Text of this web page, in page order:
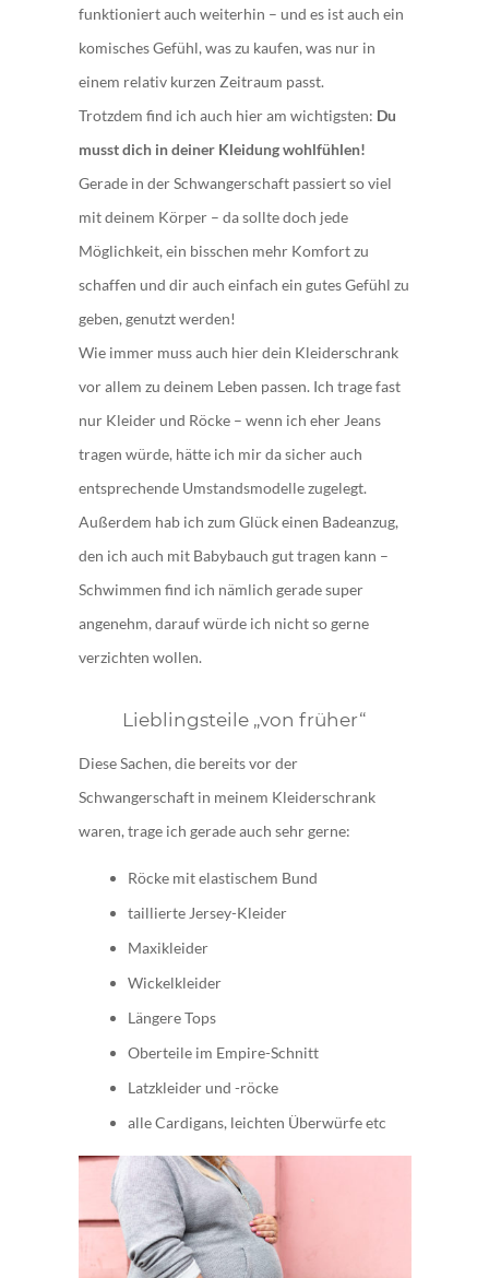
funktioniert auch weiterhin – und es ist auch ein
komisches Gefühl, was zu kaufen, was nur in
einem relativ kurzen Zeitraum passt.
Trotzdem find ich auch hier am wichtigsten: Du
musst dich in deiner Kleidung wohlfühlen!
Gerade in der Schwangerschaft passiert so viel
mit deinem Körper – da sollte doch jede
Möglichkeit, ein bisschen mehr Komfort zu
schaffen und dir auch einfach ein gutes Gefühl zu
geben, genutzt werden!
Wie immer muss auch hier dein Kleiderschrank
vor allem zu deinem Leben passen. Ich trage fast
nur Kleider und Röcke – wenn ich eher Jeans
tragen würde, hätte ich mir da sicher auch
entsprechende Umstandsmodelle zugelegt.
Außerdem hab ich zum Glück einen Badeanzug,
den ich auch mit Babybauch gut tragen kann –
Schwimmen find ich nämlich gerade super
angenehm, darauf würde ich nicht so gerne
verzichten wollen.
Lieblingsteile „von früher“
Diese Sachen, die bereits vor der
Schwangerschaft in meinem Kleiderschrank
waren, trage ich gerade auch sehr gerne:
Röcke mit elastischem Bund
taillierte Jersey-Kleider
Maxikleider
Wickelkleider
Längere Tops
Oberteile im Empire-Schnitt
Latzkleider und -röcke
alle Cardigans, leichten Überwürfe etc